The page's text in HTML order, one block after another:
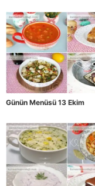
Günün Menüsü 13 Ekim